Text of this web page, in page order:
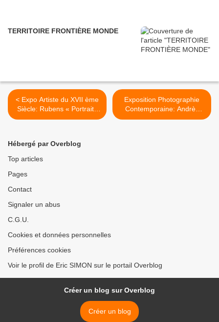
TERRITOIRE FRONTIÈRE MONDE
< Expo Artiste du XVII ème
Siècle: Rubens « Portraits
Princiers »
Exposition Photographie
Contemporaine: Andrès
SERRANO >
Hébergé par Overblog
Top articles
Pages
Contact
Signaler un abus
C.G.U.
Cookies et données personnelles
Préférences cookies
Voir le profil de Eric SIMON sur le portail Overblog
Créer un blog sur Overblog
Créer un blog